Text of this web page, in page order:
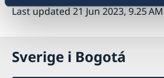
Last updated 21 Jun 2023, 9.25 AM
Sverige i Bogotá